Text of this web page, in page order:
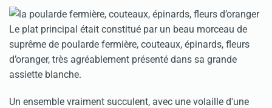
Le plat principal était constitué par un beau morceau de
suprême de poularde fermière, couteaux, épinards, fleurs
d’oranger, très agréablement présenté dans sa grande
assiette blanche.
Un ensemble vraiment succulent, avec une volaille d'une